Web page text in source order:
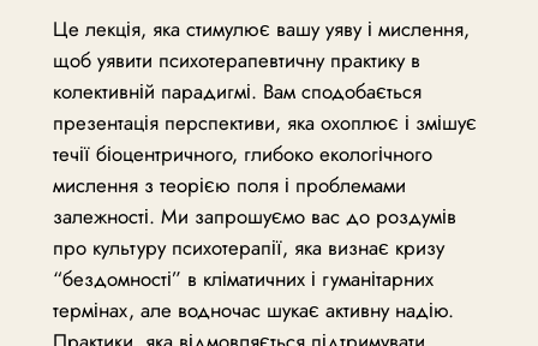
Це лекція, яка стимулює вашу уяву і мислення,
щоб уявити психотерапевтичну практику в
колективній парадигмі. Вам сподобається
презентація перспективи, яка охоплює і змішує
течії біоцентричного, глибоко екологічного
мислення з теорією поля і проблемами
залежності. Ми запрошуємо вас до роздумів
про культуру психотерапії, яка визнає кризу
“бездомності” в кліматичних і гуманітарних
термінах, але водночас шукає активну надію.